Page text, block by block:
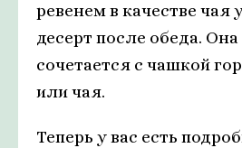
ревенем в качестве чая
десерт после обеда.
сочетается с чашкой
или чая.
Теперь у вас есть